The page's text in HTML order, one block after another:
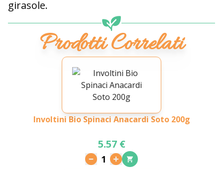
girasole.
Prodotti Correlati
Involtini Bio Spinaci Anacardi Soto 200g
5.57 €
1